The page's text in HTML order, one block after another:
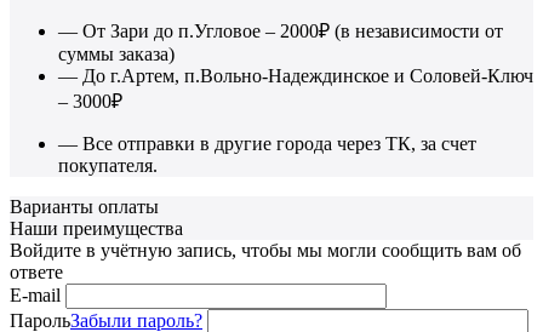
— От Зари до п.Угловое – 2000₽ (в независимости от
суммы заказа)
— До г.Артем, п.Вольно-Надеждинское и Соловей-Ключ
– 3000₽
— Все отправки в другие города через ТК, за счет
покупателя.
Варианты оплаты
Наши преимущества
Войдите в учётную запись, чтобы мы могли сообщить вам об
ответе
E-mail
ПарольЗабыли пароль?